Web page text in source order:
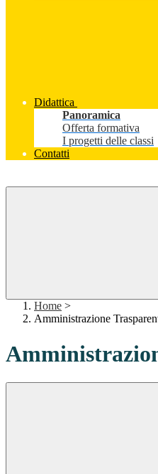
Didattica
Panoramica
Offerta formativa
I progetti delle classi
Contatti
Home >
Amministrazione